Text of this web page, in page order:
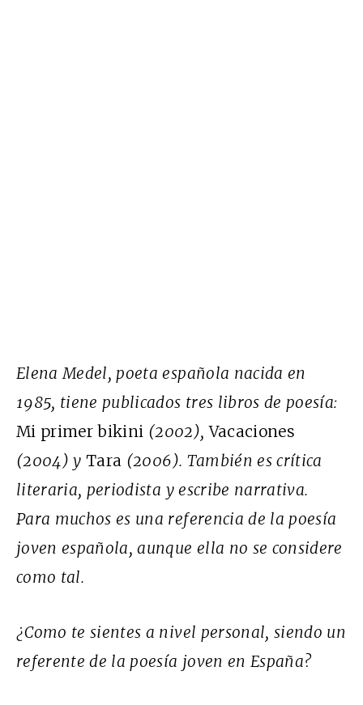
Elena Medel, poeta española nacida en
1985, tiene publicados tres libros de poesía:
Mi primer bikini (2002), Vacaciones
(2004) yTara (2006). También es crítica
literaria, periodista y escribe narrativa.
Para muchos es una referencia de la poesía
joven española, aunque ella no se considere
como tal.
¿Como te sientes a nivel personal, siendo un
referente de la poesía joven en España?